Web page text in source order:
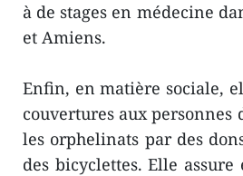
à de stages en médecine
et Amiens.
Enfin, en matière sociale,
couvertures aux personnes
les orphelinats par des
des bicyclettes. Elle